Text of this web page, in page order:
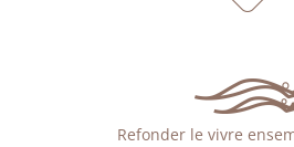
Refonder le vivre